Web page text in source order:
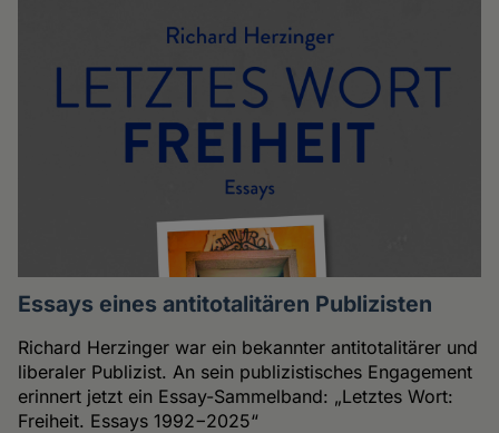
Essays eines antitotalitären Publizisten
Richard Herzinger war ein bekannter antitotalitärer und
liberaler Publizist. An sein publizistisches Engagement
erinnert jetzt ein Essay-Sammelband: „Letztes Wort:
Freiheit. Essays 1992−2025“